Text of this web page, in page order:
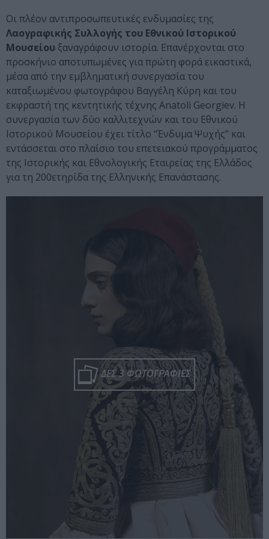
Οι πλέον αντιπροσωπευτικές ενδυμασίες της
Λαογραφικής Συλλογής του Εθνικού Ιστορικού
Μουσείου ξαναγράφουν ιστορία. Επανέρχονται στο
προσκήνιο αποτυπωμένες για πρώτη φορά εικαστικά,
μέσα από την εμβληματική συνεργασία του
καταξιωμένου φωτογράφου Βαγγέλη Κύρη και του
εκφραστή της κεντητικής τέχνης Anatoli Georgiev. Η
συνεργασία των δύο καλλιτεχνών και του Εθνικού
Ιστορικού Μουσείου έχει τίτλο “Ένδυμα Ψυχής” και
εντάσσεται στο πλαίσιο του επετειακού προγράμματος
της Ιστορικής και Εθνολογικής Εταιρείας της Ελλάδος
για τη 200ετηρίδα της Ελληνικής Επανάστασης.
ΔΕΣ 3 ΦΩΤΟΓΡΑΦΙΕΣ